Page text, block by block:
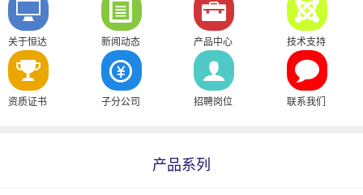
关于恒达 新闻动态 产品中心 技术支持
资质证书 子分公司 招聘岗位 联系我们
产品系列